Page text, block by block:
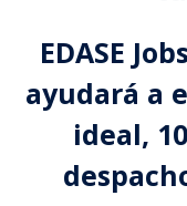
EDASE
ayudará a
ideal,